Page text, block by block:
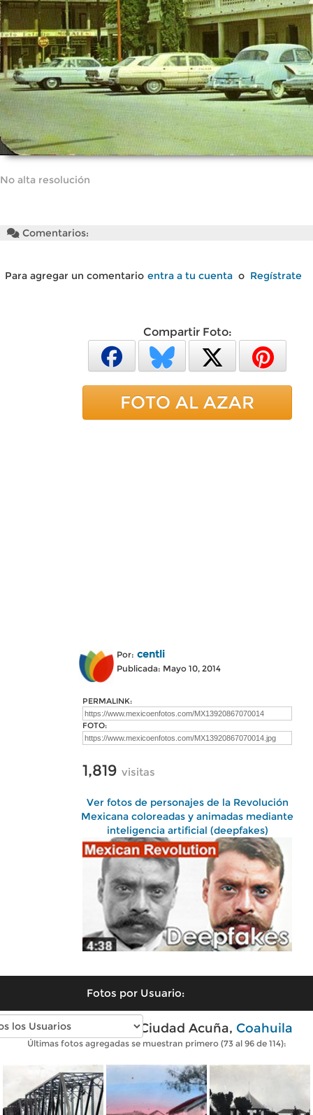
No alta resolución
Comentarios:
Para agregar un comentario entra a tu cuenta o Regístrate
Compartir Foto:
FOTO AL AZAR
Por: centli
Publicada: Mayo 10, 2014
PERMALINK:
FOTO:
1,819 visitas
Ver fotos de personajes de la Revolución
Mexicana coloreadas y animadas mediante
inteligencia artificial (deepfakes)
Fotos por Usuario:
Fotos antiguas de Ciudad Acuña, Coahuila
Últimas fotos agregadas se muestran primero (73 al 96 de 114):